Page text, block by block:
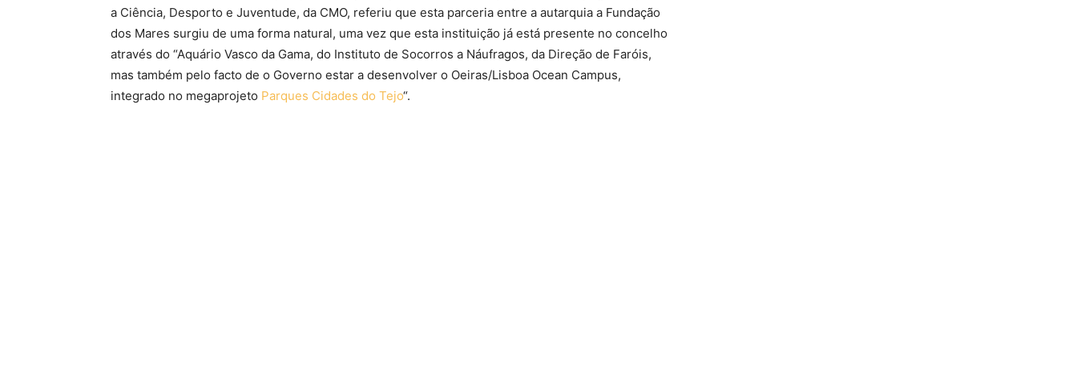
a Ciência, Desporto e Juventude, da CMO, referiu que esta parceria entre a autarquia a Fundação
dos Mares surgiu de uma forma natural, uma vez que esta instituição já está presente no concelho
através do “Aquário Vasco da Gama, do Instituto de Socorros a Náufragos, da Direção de Faróis,
mas também pelo facto de o Governo estar a desenvolver o Oeiras/Lisboa Ocean Campus,
integrado no megaprojeto Parques Cidades do Tejo“.